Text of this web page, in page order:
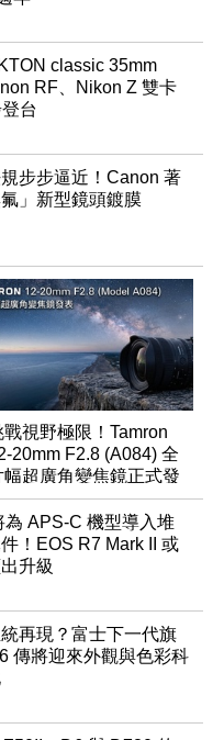
classic 35mm
RF、Nikon Z 雙卡
台
步步逼近！Canon 著
」新型鏡頭鍍膜
戰視野極限！Tamron
20mm F2.8 (A084) 全
幅超廣角變焦鏡正式發
為 APS-C 機型導入堆
！EOS R7 Mark II 或
升級
再現？富士下一代旗
傳將迎來外觀與色彩科